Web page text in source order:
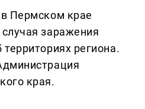
Пермском крае
заражения
региона.
края.